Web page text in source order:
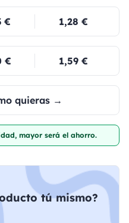
€ 1,28 €
€ 1,59 €
quieras →
mayor será el ahorro.
tú mismo?